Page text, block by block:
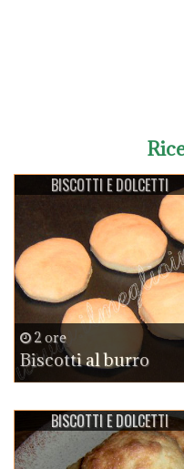
BISCOTTI E DOLCETTI
2 ore
Biscotti al burro
BISCOTTI E DOLCETTI